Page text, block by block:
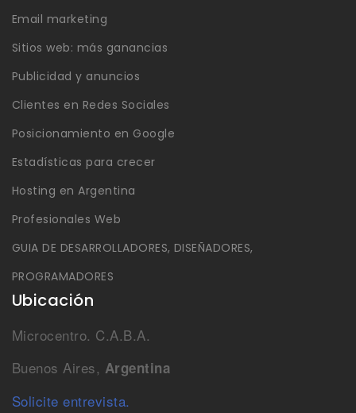
Email marketing
Sitios web: más ganancias
Publicidad y anuncios
Clientes en Redes Sociales
Posicionamiento en Google
Estadísticas para crecer
Hosting en Argentina
Profesionales Web
GUIA DE DESARROLLADORES, DISEÑADORES,
PROGRAMADORES
Ubicación
Microcentro. C.A.B.A.
Buenos Aires, Argentina
Solicite entrevista.